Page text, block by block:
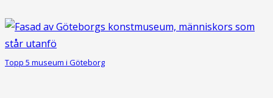
Topp 5 museum i Göteborg